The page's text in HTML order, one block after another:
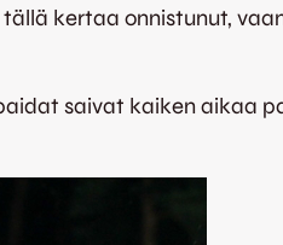
kertaa onnistunut,
saivat kaiken aikaa